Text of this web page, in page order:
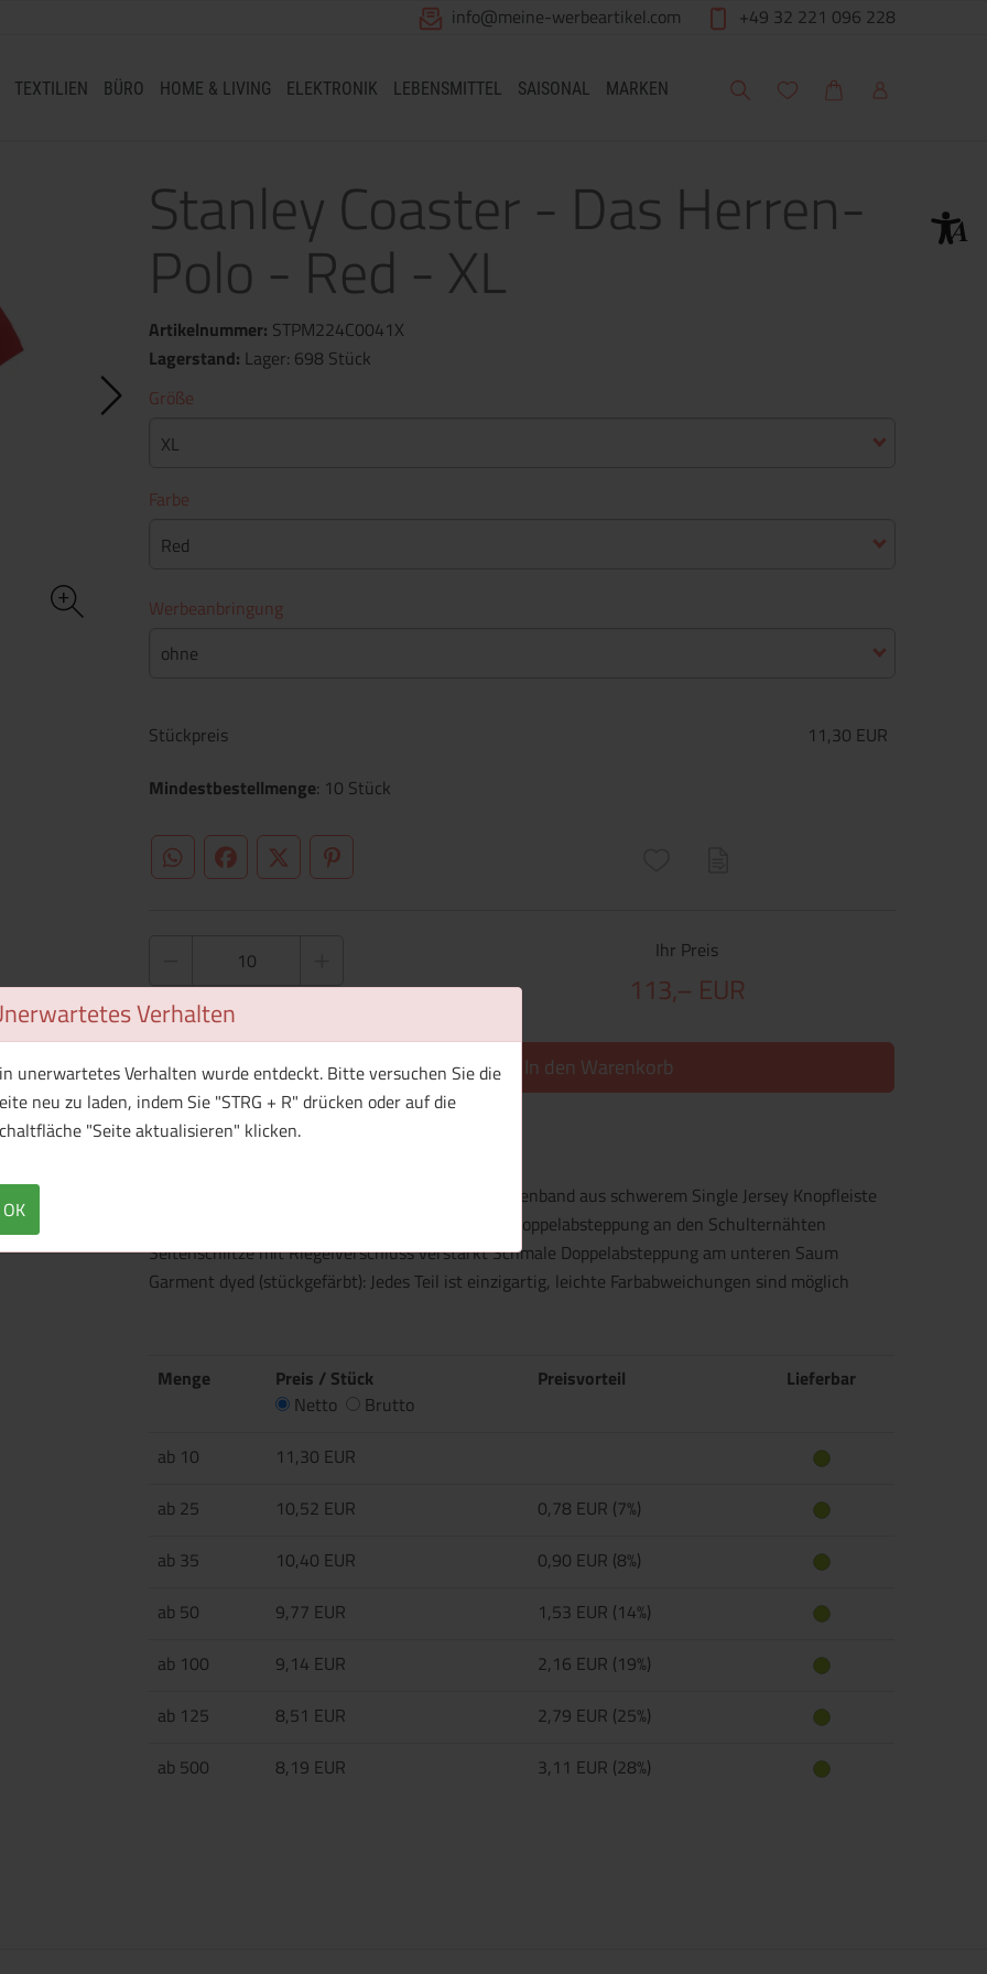
Verhalten
unerwartetes Verhalten wurde entdeckt. Bitte versuchen Sie die
neu zu laden, indem Sie "STRG + R" drücken oder auf die
"Seite aktualisieren" klicken.
OK
info@meine-werbeartikel.com +49 32 221 096 228
TEXTILIEN BÜRO HOME & LIVING ELEKTRONIK LEBENSMITTEL SAISONAL MARKEN Suche Meine Wunschliste
WarenkorbMein Account
Stanley Coaster - Das Herren-
Polo - Red - XL
Artikelnummer: STPM224C0041X
Lagerstand: Lager: 698 Stück
Größe
XL
Farbe
Red
Werbeanbringung
ohne
Stückpreis
11,30 EUR
Mindestbestellmenge: 10 Stück
WhatsApp (#[creator\plugin\share\core\structs\SocialSharingServiceSettings]:only_chrome#)
FacebookTwitter (#[creator\plugin\share\core\structs\SocialSharingServiceSettings]:formaly_twitter#)
Pinterest
Ihr Preis
113,– EUR
In den Warenkorb
Überblick Technische Daten
Flachstrick-Rippkragen und Ärmelbündchen Nackenband aus schwerem Single Jersey Knopfleiste
mit 2 gleichfarbigen Knöpfen Eingesetzte Ärmel Doppelabsteppung an den Schulternähten
Seitenschlitze mit Riegelverschluss verstärkt Schmale Doppelabsteppung am unteren Saum
Garment dyed (stückgefärbt): Jedes Teil ist einzigartig, leichte Farbabweichungen sind möglich
Menge
Preis / Stück
Netto
Brutto
Preisvorteil Lieferbar
ab 10
11,30 EUR
ab 25
10,52 EUR
0,78 EUR (7%)
ab 35
10,40 EUR
0,90 EUR (8%)
ab 50
9,77 EUR
1,53 EUR (14%)
ab 100
9,14 EUR
2,16 EUR (19%)
ab 125
8,51 EUR
2,79 EUR (25%)
ab 500
8,19 EUR 3,11 EUR (28%)